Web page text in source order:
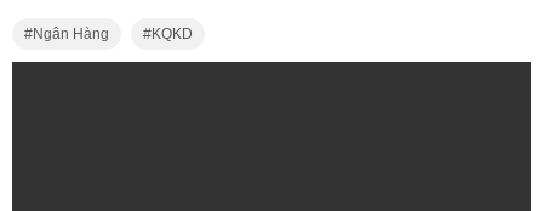
Ngân Hàng KQKD